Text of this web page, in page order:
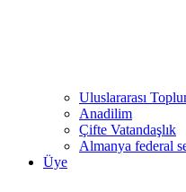
Uluslararası
Anadilim
Çifte Vatandaşlık
Almanya federal
Üye